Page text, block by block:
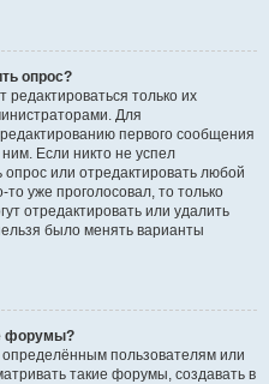
опрос?
редактироваться только их
Для
первого сообщения
Если никто не успел
или отредактировать любой
уже проголосовал, то только
отредактировать или удалить
было менять варианты
форумы?
пользователям или
такие форумы, создавать в